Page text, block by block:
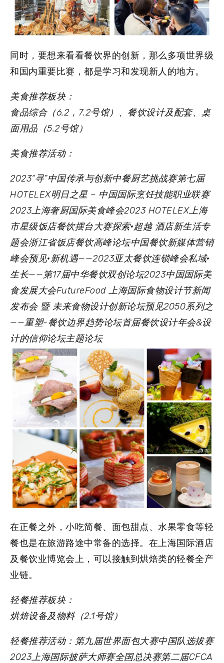
同时，要想来看看餐饮界的创新，那么多项世界级
和国内重要比赛，都是学习和发现新人的地方。
美食推荐板块：
食品综合（6.2，7.2号馆）、餐饮设计及配套、桌
面用品（5.2号馆）
美食推荐活动：
2023“寻”中国传承与创新中餐厨艺挑战赛第七届
HOTELEX明日之星 – 中国国际烹饪技能职业联赛
2023上海奢厨国际美食峰会2023 HOTELEX上海
市星级饭店餐饮摆台大赛探索·超越 酒店新生活专
题会浙江省饭店餐饮高峰论坛中国餐饮新媒体营销
峰会预见·新机遇——2023亚太餐饮连锁峰会私域·
生长——第17届中华餐饮双创论坛2023中国国际美
食发展大会FutureFood 上海国际食物设计节新闻
发布会 暨 未来食物设计创新论坛预见2050系列之
——重塑-餐饮边界趋势论坛首届餐饮设计年会&设
计的信仰论坛主题论坛
在正餐之外，小吃简餐、面包甜点、水果零食等轻
餐也是在旅游路途中常备的选择。在上海国际酒店
及餐饮业博览会上，可以接触到烘焙类的轻餐全产
业链。
轻餐推荐板块：
烘焙设备及物料（2.1号馆）
轻餐推荐活动： 第九届世界面包大赛中国队选拔赛
2023上海国际披萨大师赛全国总决赛第二届CFCA